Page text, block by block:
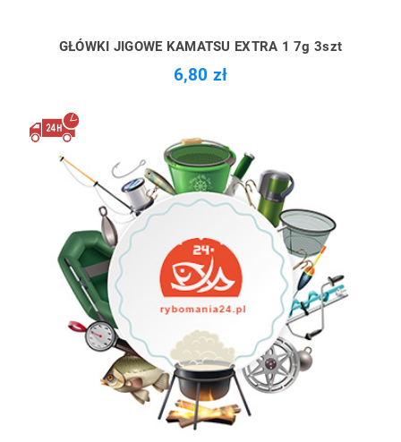
GŁÓWKI JIGOWE KAMATSU EXTRA 1 7g 3szt
6,80 zł